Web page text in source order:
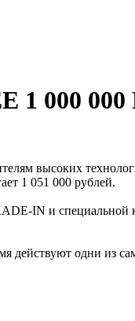
1 000
высоких
1 051 000 рублей.
IN и
одни из